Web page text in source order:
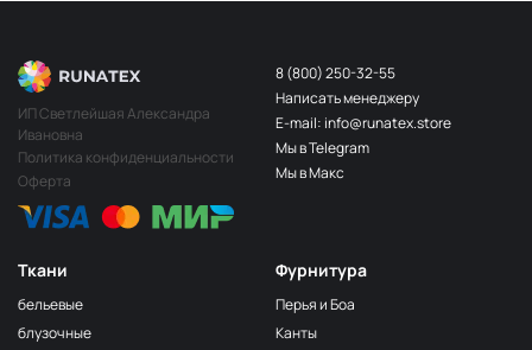
Ткани
бельевые
блузочные
Фурнитура
Перья и Боа
Канты
ИП Светлейшая Александра
Ивановна
Политика конфиденциальности
Оферта
8 (800) 250-32-55
Написать менеджеру
E-mail: info@runatex.store
Мы в Telegram
Мы в Макс